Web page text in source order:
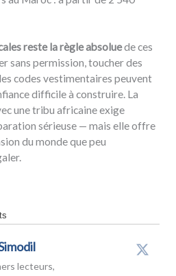
reste la règle absoluede ces
sans permission, toucher des
codes vestimentaires peuvent
difficile à construire. La
une tribu africaine exige
sérieuse — mais elle offre
du monde que peu
lecteurs,